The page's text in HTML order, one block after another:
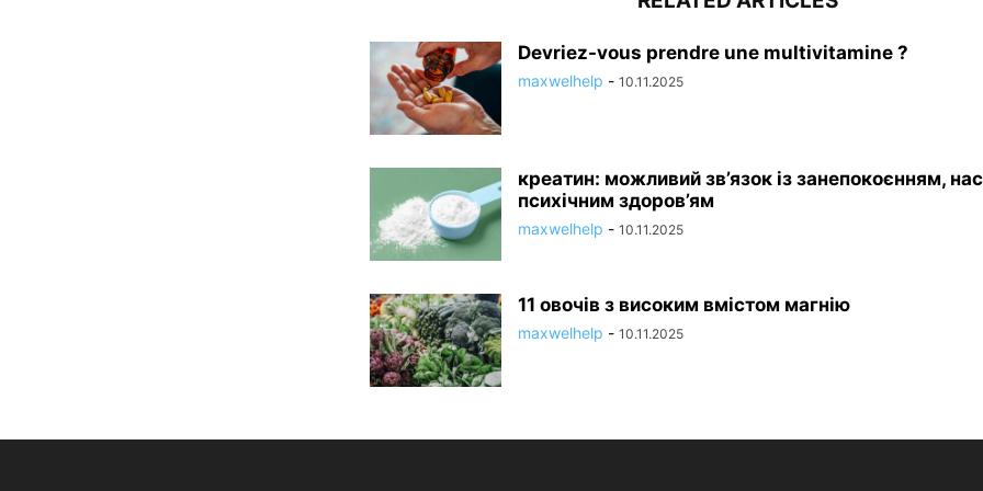
Devriez-vous prendre une multivitamine ?
maxwelhelp - 10.11.2025
креатин: можливий зв’язок із занепокоєнням,
психічним здоров’ям
maxwelhelp - 10.11.2025
11 овочів з високим вмістом магнію
maxwelhelp - 10.11.2025